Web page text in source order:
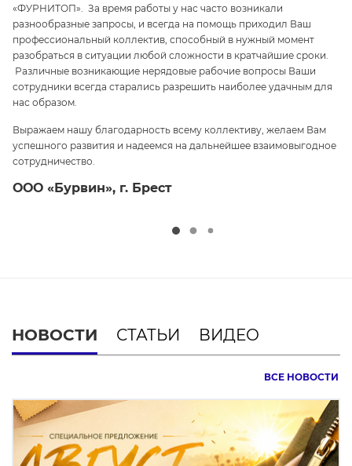
«ФУРНИТОП». За время работы у нас часто возникали
разнообразные запросы, и всегда на помощь приходил Ваш
профессиональный коллектив, способный в нужный момент
разобраться в ситуации любой сложности в кратчайшие сроки.
Различные возникающие нерядовые рабочие вопросы Ваши
сотрудники всегда старались разрешить наиболее удачным для
нас образом.
Выражаем нашу благодарность всему коллективу, желаем Вам
успешного развития и надеемся на дальнейшее взаимовыгодное
сотрудничество.
ООО «Бурвин», г. Брест
НОВОСТИ СТАТЬИ ВИДЕО
ВСЕ НОВОСТИ